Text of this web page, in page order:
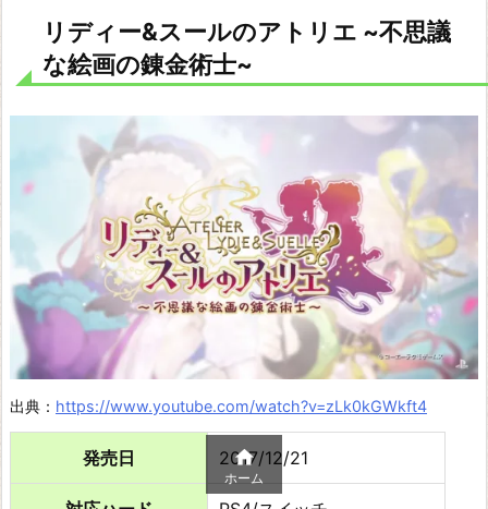
リディー&スールのアトリエ ~不思議
な絵画の錬金術士~
出典： https://www.youtube.com/watch?v=zLk0kGWkft4
発売日 2017/12/21

ホーム